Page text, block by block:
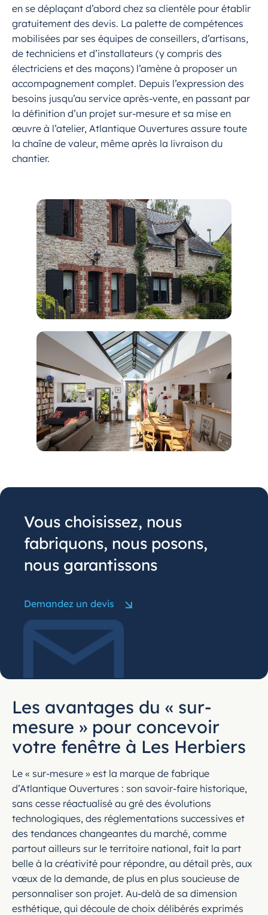
en se déplaçant d’abord chez sa clientèle pour établir
gratuitement des devis. La palette de compétences
mobilisées par ses équipes de conseillers, d’artisans,
de techniciens et d’installateurs (y compris des
électriciens et des maçons) l’amène à proposer un
accompagnement complet. Depuis l’expression des
besoins jusqu’au service après-vente, en passant par
la définition d’un projet sur-mesure et sa mise en
œuvre à l’atelier, Atlantique Ouvertures assure toute
la chaîne de valeur, même après la livraison du
chantier.
Demandez un devis
Vous choisissez, nous
fabriquons, nous posons,
nous garantissons
Les avantages du « sur-
mesure » pour concevoir
votre fenêtre à Les Herbiers
Le « sur-mesure » est la marque de fabrique
d’Atlantique Ouvertures : son savoir-faire historique,
sans cesse réactualisé au gré des évolutions
technologiques, des réglementations successives et
des tendances changeantes du marché, comme
partout ailleurs sur le territoire national, fait la part
belle à la créativité pour répondre, au détail près, aux
vœux de la demande, de plus en plus soucieuse de
personnaliser son projet. Au-delà de sa dimension
esthétique, qui découle de choix délibérés exprimés